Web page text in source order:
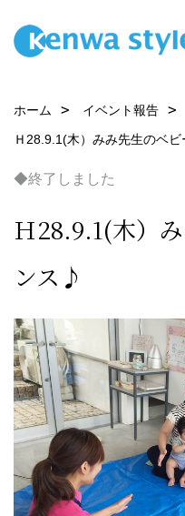
ホーム
イベント報告
Ｈ28.9.1(木）みみ先生のベビ
◆終了しました
Ｈ28.9.1(木）
ンス♪